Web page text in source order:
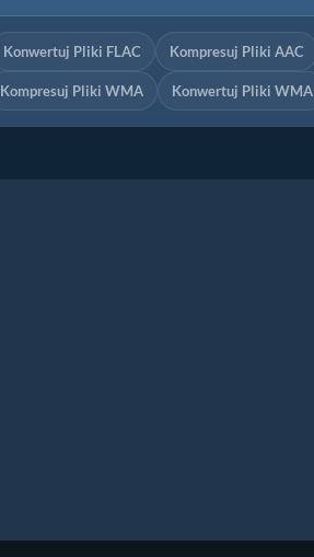
Konwertuj Pliki FLAC Kompresuj Pliki AAC
Kompresuj Pliki WMA Konwertuj Pliki WMA